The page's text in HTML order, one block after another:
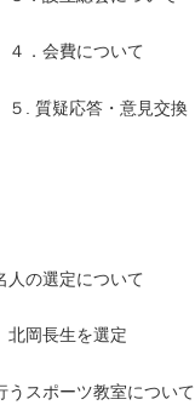
について
質疑応答・意見交換
人の選定について
岡長生を選定
うスポーツ教室について